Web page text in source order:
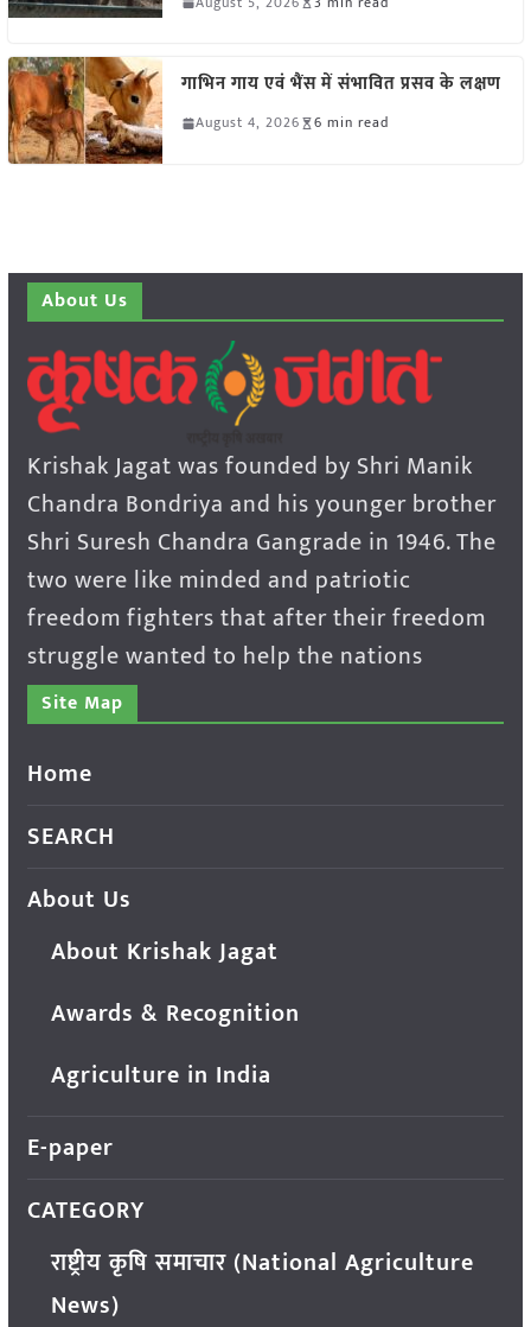
गाभिन गाय एवं भैंस में संभावित प्रसव के लक्षण
August 4, 2026 6 min read
About Us
Krishak Jagat was founded by Shri Manik
Chandra Bondriya and his younger brother
Shri Suresh Chandra Gangrade in 1946. The
two were like minded and patriotic
freedom fighters that after their freedom
struggle wanted to help the nations
Site Map
Home
SEARCH
About Us
About Krishak Jagat
Awards & Recognition
Agriculture in India
E-paper
CATEGORY
राष्ट्रीय कृषि समाचार (National Agriculture
News)